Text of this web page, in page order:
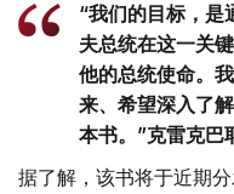
“我们的目标，是
夫总统在这一关
他的总统使命。
来、希望深入了
本书。”克雷克巴
据了解，该书将于近期